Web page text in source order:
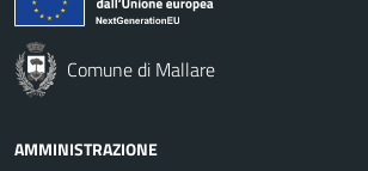
Comune di Mallare
AMMINISTRAZIONE